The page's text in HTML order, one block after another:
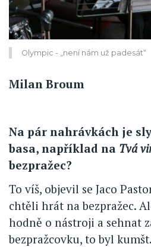
Olympic - „není nám už padesát“
Milan Broum
Na pár nahrávkách je
basa, například na Tvá
bezpražec?
To víš, objevil se Jaco
chtěli hrát na bezpražec.
hodně o nástroji a sehnat
bezpražcovku, to byl